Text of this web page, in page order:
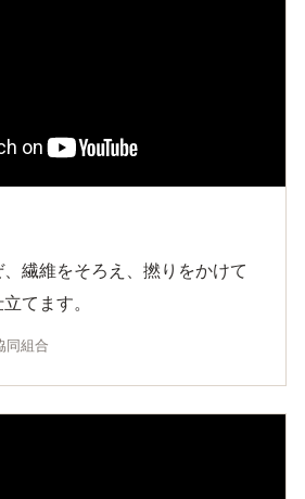
繊維をそろえ、撚りをかけて
てます。
同組合